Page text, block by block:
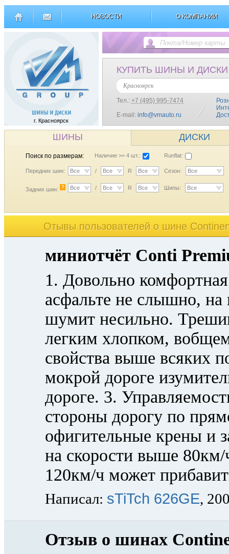
НОВОСТИ О КОМПАНИИ
г. Красноярск
КУПИТЬ ШИНЫ И ДИСКИ
Красноярск
Тел.: +7 (495) 995-7474
E-mail: info@vmauto.ru
ШИНЫ ДИСКИ
Поиск по размерам: Наличие >= 4 шт.: Runflat:
Передних шин: Все / Все R Все Сезон: Все
Задних шин: ? Все / Все R Все Шипы: Все
Отывы пользователей o шине
миниотчёт Conti
1. Довольно
асфальте не слышно, на
шумит несильно.
легким хлопком,
свойства выше всяких
мокрой дороге
дороге. 3.
стороны дорогу по
офигительные крены и
на скорости выше 80км/
120км/ч может
Написал: sTiTch 626GE,
Отзыв о шинах